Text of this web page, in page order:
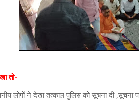
तो-
लोगों ने देखा तत्काल पुलिस को सूचना दी